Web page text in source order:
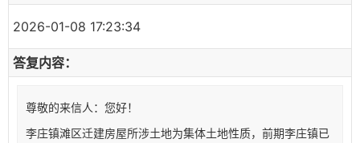
2026-01-08 17:23:34
答复内容：
尊敬的来信人：您好！
李庄镇滩区迁建房屋所涉土地为集体土地性质，前期李庄镇已